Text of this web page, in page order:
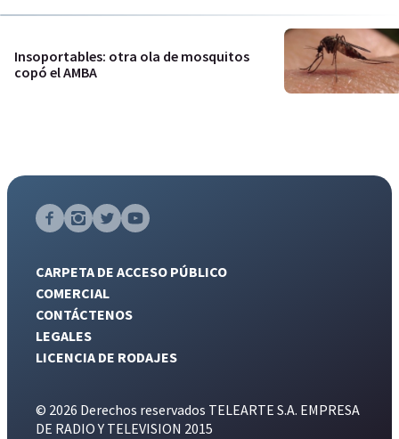
Insoportables: otra ola de mosquitos
copó el AMBA
CARPETA DE ACCESO PÚBLICO
COMERCIAL
CONTÁCTENOS
LEGALES
LICENCIA DE RODAJES
© 2026 Derechos reservados TELEARTE S.A. EMPRESA
DE RADIO Y TELEVISION 2015